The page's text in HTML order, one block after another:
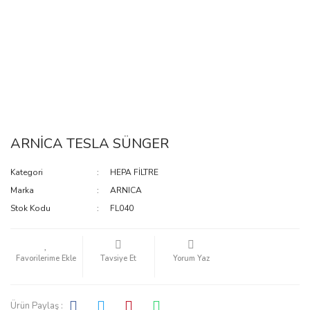
ARNİCA TESLA SÜNGER
Kategori
HEPA FİLTRE
Marka
ARNICA
Stok Kodu
FL040
Tavsiye Et Yorum Yaz
Ürün Paylaş :